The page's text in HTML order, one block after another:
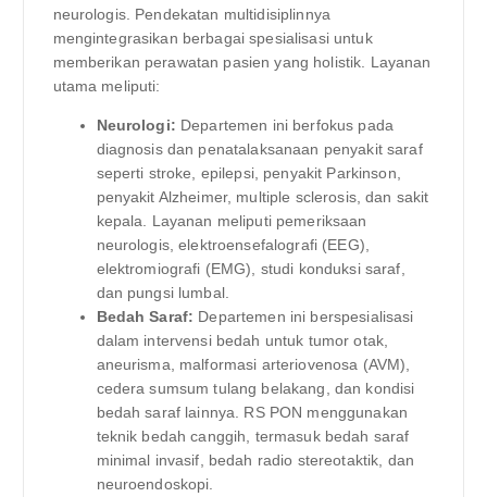
neurologis. Pendekatan multidisiplinnya
mengintegrasikan berbagai spesialisasi untuk
memberikan perawatan pasien yang holistik. Layanan
utama meliputi:
Neurologi: Departemen ini berfokus pada
diagnosis dan penatalaksanaan penyakit saraf
seperti stroke, epilepsi, penyakit Parkinson,
penyakit Alzheimer, multiple sclerosis, dan sakit
kepala. Layanan meliputi pemeriksaan
neurologis, elektroensefalografi (EEG),
elektromiografi (EMG), studi konduksi saraf,
dan pungsi lumbal.
Bedah Saraf: Departemen ini berspesialisasi
dalam intervensi bedah untuk tumor otak,
aneurisma, malformasi arteriovenosa (AVM),
cedera sumsum tulang belakang, dan kondisi
bedah saraf lainnya. RS PON menggunakan
teknik bedah canggih, termasuk bedah saraf
minimal invasif, bedah radio stereotaktik, dan
neuroendoskopi.